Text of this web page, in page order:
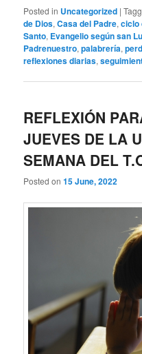
Posted in Uncategorized |
de Dios,Casa del Padre,ciclo
Santo, Evangelio según san
Padrenuestro,palabrería,
reflexiones diarias,
REFLEXIÓN
JUEVES DE LA
SEMANA DEL
Posted on15 June, 2022